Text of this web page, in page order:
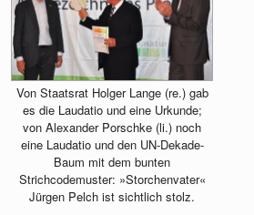
Von Staatsrat Holger Lange (re.) gab
es die Laudatio und eine Urkunde;
von Alexander Porschke (li.) noch
eine Laudatio und den UN-Dekade-
Baum mit dem bunten
Strichcodemuster: »Storchenvater«
Jürgen Pelch ist sichtlich stolz.